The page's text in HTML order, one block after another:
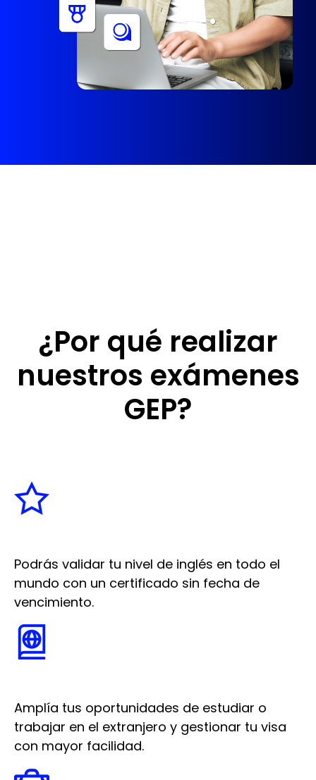
¿Por qué realizar
nuestros exámenes
GEP?
Podrás validar tu nivel de inglés en todo el
mundo con un certificado sin fecha de
vencimiento.
Amplía tus oportunidades de estudiar o
trabajar en el extranjero y gestionar tu visa
con mayor facilidad.